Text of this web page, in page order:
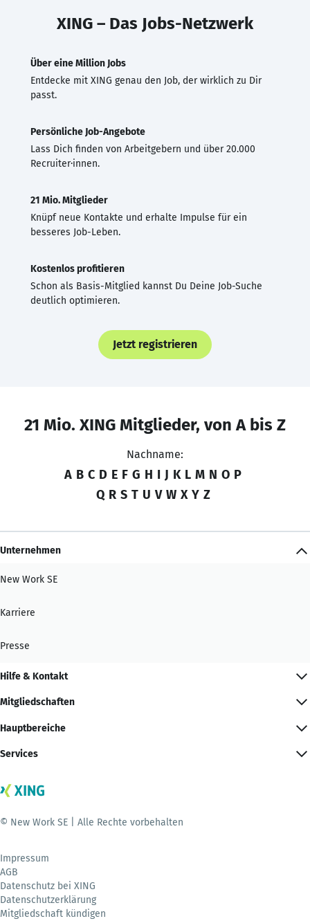
XING – Das Jobs-Netzwerk
Über eine Million Jobs
Entdecke mit XING genau den Job, der wirklich zu Dir
passt.
Persönliche Job-Angebote
Lass Dich finden von Arbeitgebern und über 20.000
Recruiter·innen.
21 Mio. Mitglieder
Knüpf neue Kontakte und erhalte Impulse für ein
besseres Job-Leben.
Kostenlos profitieren
Schon als Basis-Mitglied kannst Du Deine Job-Suche
deutlich optimieren.
Jetzt registrieren
21 Mio. XING Mitglieder, von A bis Z
Nachname:
A B C D E F G H I J K L M N O P
Q R S T U V W X Y Z
Unternehmen
New Work SE
Karriere
Presse
Hilfe & Kontakt
Mitgliedschaften
Hauptbereiche
Services
© New Work SE | Alle Rechte vorbehalten
Impressum
AGB
Datenschutz bei XING
Datenschutzerklärung
Mitgliedschaft kündigen